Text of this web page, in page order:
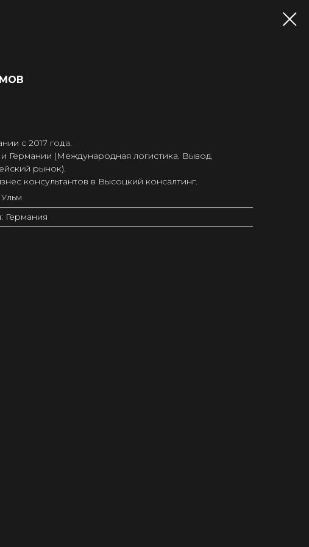
с 2017 года.
и Германии (Международная логистика. Вывод
рынок).
консультантов в Высоцкий консалтинг.
Германия